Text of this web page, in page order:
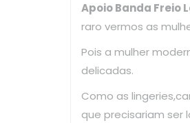
Apoio Banda Freio
raro vermos as
Pois a mulher
delicadas.
Como as
que precisariam ser